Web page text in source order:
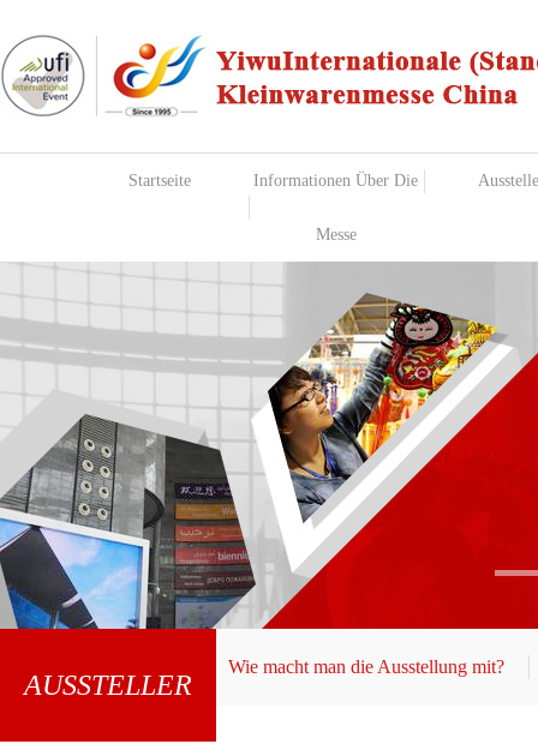
Startseite Informationen Über Die
Messe
AUSSTELLER
Wie macht man die Ausstellung mit?